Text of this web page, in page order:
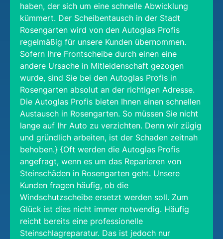
haben, der sich um eine schnelle Abwicklung
kümmert. Der Scheibentausch in der Stadt
Rosengarten wird von den Autoglas Profis
regelmäßig für unsere Kunden übernommen.
Sofern Ihre Frontscheibe durch einen eine
andere Ursache in Mitleidenschaft gezogen
wurde, sind Sie bei den Autoglas Profis in
Rosengarten absolut an der richtigen Adresse.
Die Autoglas Profis bieten Ihnen einen schnellen
Austausch in Rosengarten. So müssen Sie nicht
lange auf Ihr Auto zu verzichten. Denn wir zügig
und gründlich arbeiten, ist der Schaden zeitnah
behoben.} {Oft werden die Autoglas Profis
angefragt, wenn es um das Reparieren von
Steinschäden in Rosengarten geht. Unsere
Kunden fragen häufig, ob die
Windschutzscheibe ersetzt werden soll. Zum
Glück ist dies nicht immer notwendig. Häufig
reicht bereits eine professionelle
Steinschlagreparatur. Das ist jedoch nur